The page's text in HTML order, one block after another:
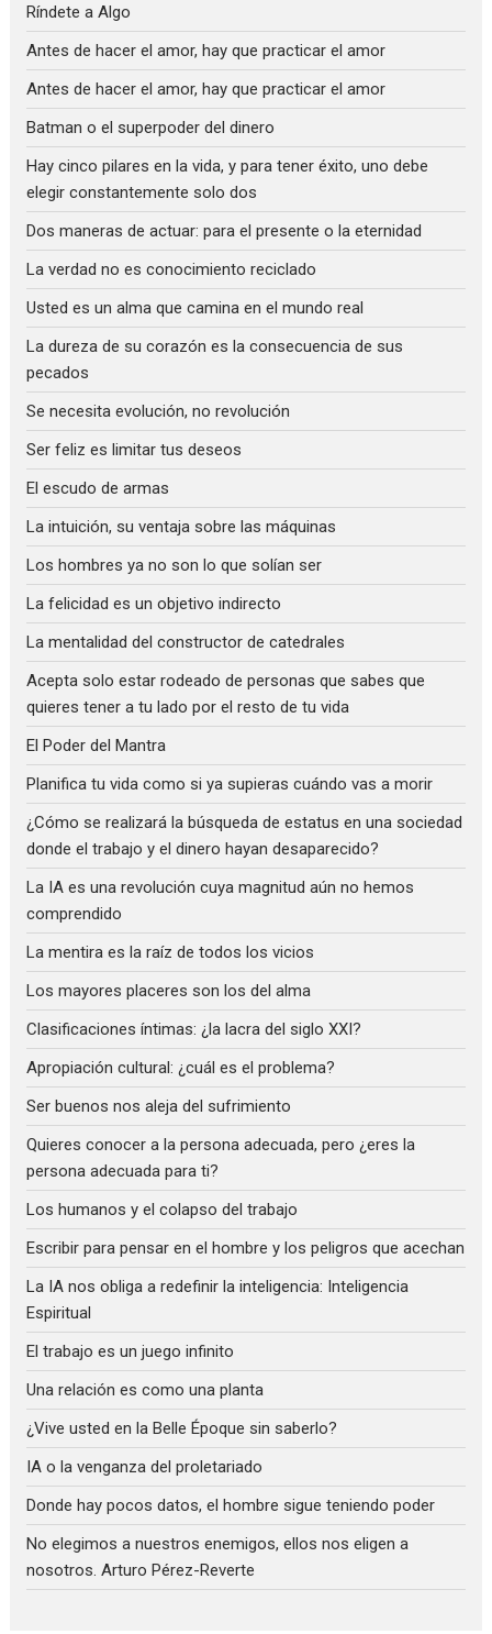
Ríndete a Algo
Antes de hacer el amor, hay que practicar el amor
Antes de hacer el amor, hay que practicar el amor
Batman o el superpoder del dinero
Hay cinco pilares en la vida, y para tener éxito, uno debe
elegir constantemente solo dos
Dos maneras de actuar: para el presente o la eternidad
La verdad no es conocimiento reciclado
Usted es un alma que camina en el mundo real
La dureza de su corazón es la consecuencia de sus
pecados
Se necesita evolución, no revolución
Ser feliz es limitar tus deseos
El escudo de armas
La intuición, su ventaja sobre las máquinas
Los hombres ya no son lo que solían ser
La felicidad es un objetivo indirecto
La mentalidad del constructor de catedrales
Acepta solo estar rodeado de personas que sabes que
quieres tener a tu lado por el resto de tu vida
El Poder del Mantra
Planifica tu vida como si ya supieras cuándo vas a morir
¿Cómo se realizará la búsqueda de estatus en una sociedad
donde el trabajo y el dinero hayan desaparecido?
La IA es una revolución cuya magnitud aún no hemos
comprendido
La mentira es la raíz de todos los vicios
Los mayores placeres son los del alma
Clasificaciones íntimas: ¿la lacra del siglo XXI?
Apropiación cultural: ¿cuál es el problema?
Ser buenos nos aleja del sufrimiento
Quieres conocer a la persona adecuada, pero ¿eres la
persona adecuada para ti?
Los humanos y el colapso del trabajo
Escribir para pensar en el hombre y los peligros que acechan
La IA nos obliga a redefinir la inteligencia: Inteligencia
Espiritual
El trabajo es un juego infinito
Una relación es como una planta
¿Vive usted en la Belle Époque sin saberlo?
IA o la venganza del proletariado
Donde hay pocos datos, el hombre sigue teniendo poder
No elegimos a nuestros enemigos, ellos nos eligen a
nosotros. Arturo Pérez-Reverte